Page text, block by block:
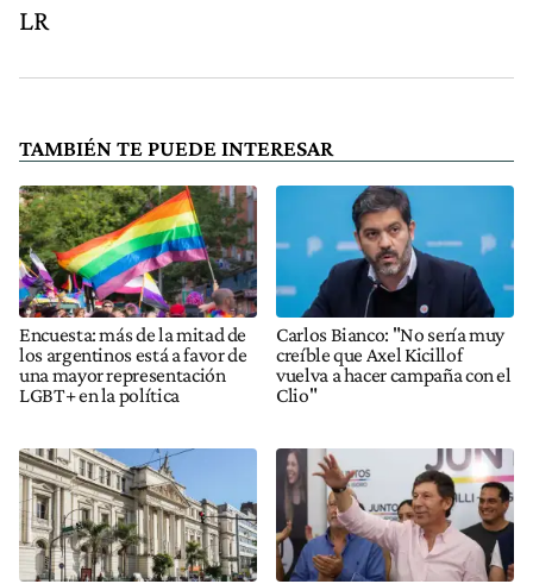
LR
TAMBIÉN TE PUEDE INTERESAR
Encuesta: más de la mitad de
los argentinos está a favor de
una mayor representación
LGBT+ en la política
Carlos Bianco: "No sería muy
creíble que Axel Kicillof
vuelva a hacer campaña con el
Clio"